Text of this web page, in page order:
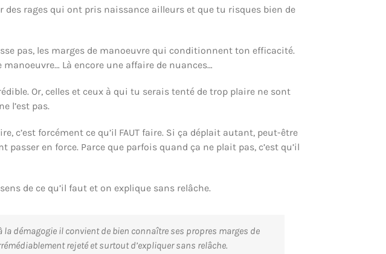
des rages qui ont pris naissance ailleurs et que tu risques bien de
pas, les marges de manoeuvre qui conditionnent ton efficacité.
Là encore une affaire de nuances…
Or, celles et ceux à qui tu serais tenté de trop plaire ne sont
l’est pas.
c’est forcément ce qu’il FAUT faire. Si ça déplait autant, peut-être
en force. Parce que parfois quand ça ne plait pas, c’est qu’il
de ce qu’il faut et on explique sans relâche.
démagogie il convient de bien connaître ses propres marges de
rejeté et surtout d’expliquer sans relâche.